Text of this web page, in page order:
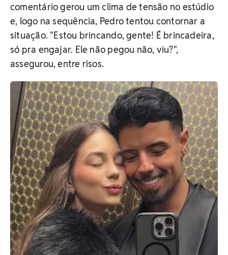
comentário gerou um clima de tensão no estúdio
e, logo na sequência, Pedro tentou contornar a
situação. "Estou brincando, gente! É brincadeira,
só pra engajar. Ele não pegou não, viu?",
assegurou, entre risos.